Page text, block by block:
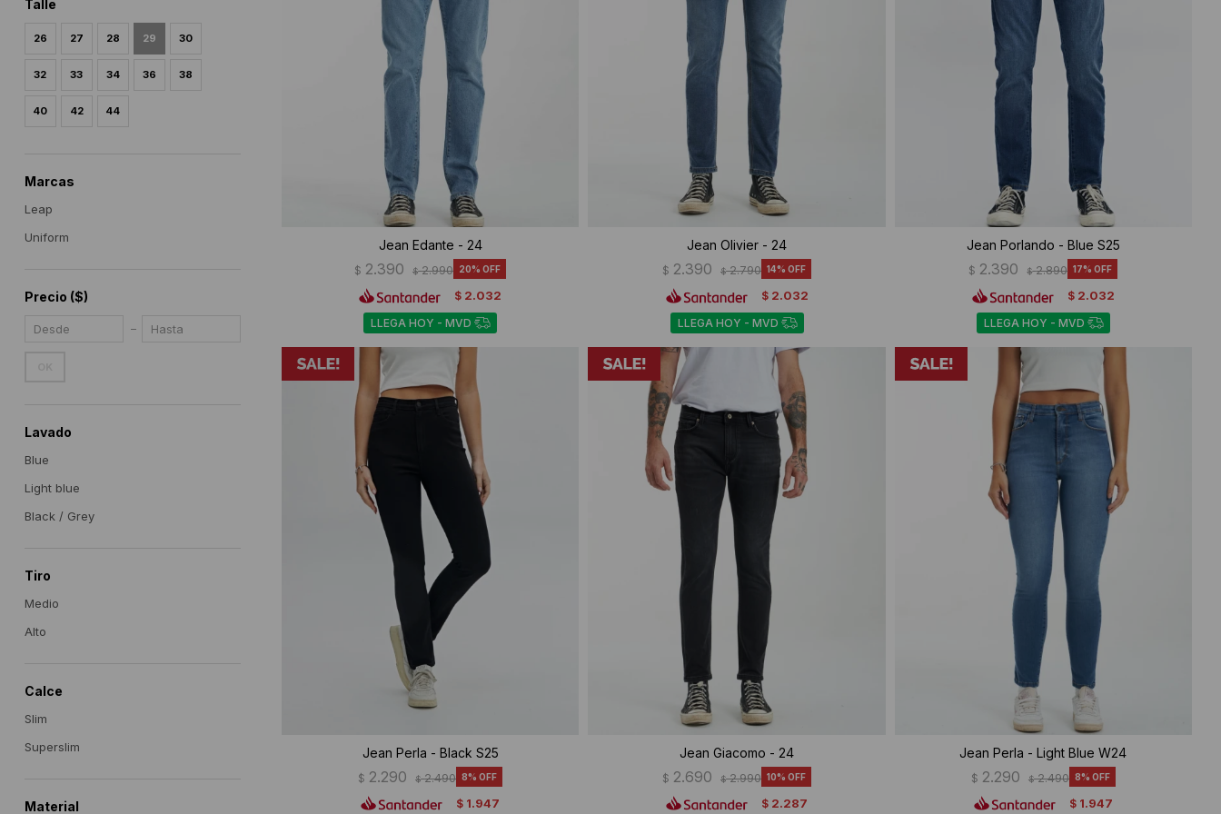
Jean Edante - 24
$ 2.390 $ 2.990 20
$ 2.032
LLEGA HOY - MVD
Jean Olivier - 24
$ 2.390 $ 2.790 14
$ 2.032
LLEGA HOY - MVD
Jean Porlando - Blue S25
$ 2.390 $ 2.890 17
$ 2.032
LLEGA HOY - MVD
Jean Perla - Black S25
$ 2.290 $ 2.490 8
$ 1.947
Jean Giacomo - 24
$ 2.690 $ 2.990 10
$ 2.287
Jean Perla - Light Blue W24
$ 2.290 $ 2.490 8
$ 1.947
Talle
26 27 28 29 30
32 33 34 36 38
40 42 44
Marcas
Leap
Uniform
Precio ($)
Lavado
Blue
Light blue
Black / Grey
Tiro
Medio
Alto
Calce
Slim
Superslim
Material